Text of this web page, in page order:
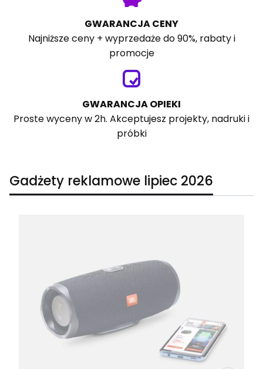
GWARANCJA CENY
Najniższe ceny + wyprzedaże do 90%, rabaty i
promocje
GWARANCJA OPIEKI
Proste wyceny w 2h. Akceptujesz projekty, nadruki i
próbki
Gadżety reklamowe lipiec 2026